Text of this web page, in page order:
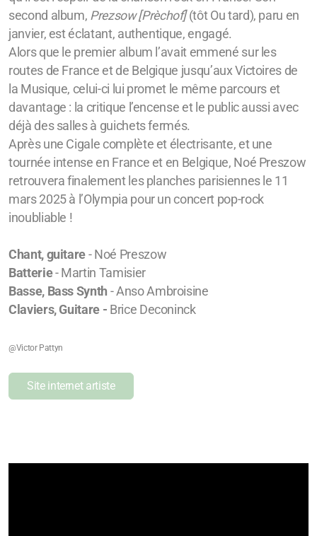
second album, Prezsow [Prèchof](tôt Ou tard), paru en
janvier, est éclatant, authentique, engagé.
Alors que le premier album l’avait emmené sur les
routes de France et de Belgique jusqu’aux Victoires de
la Musique, celui-ci lui promet le même parcours et
davantage : la critique l’encense et le public aussi avec
déjà des salles à guichets fermés.
Après une Cigale complète et électrisante, et une
tournée intense en France et en Belgique, Noé Preszow
retrouvera finalement les planches parisiennes le 11
mars 2025 à l’Olympia pour un concert pop-rock
inoubliable !
Chant, guitare - Noé Preszow
Batterie- Martin Tamisier
Basse, Bass Synth - Anso Ambroisine
Claviers, Guitare - Brice Deconinck
@Victor Pattyn
Site internet artiste